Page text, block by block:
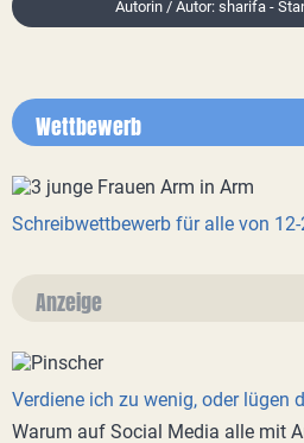
Autorin / Autor: sharifa -
Wettbewerb
Schreibwettbewerb für alle von
Anzeige
Verdiene ich zu wenig, oder lügen
Warum auf Social Media alle mit